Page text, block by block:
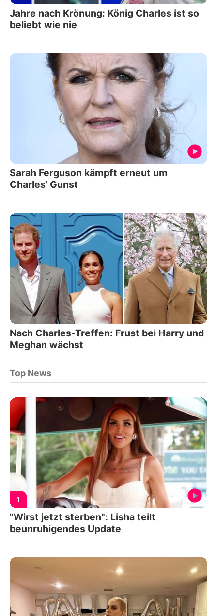
Jahre nach Krönung: König Charles ist so
beliebt wie nie
Sarah Ferguson kämpft erneut um
Charles' Gunst
Nach Charles-Treffen: Frust bei Harry und
Meghan wächst
Top News
1
"Wirst jetzt sterben": Lisha teilt
beunruhigendes Update